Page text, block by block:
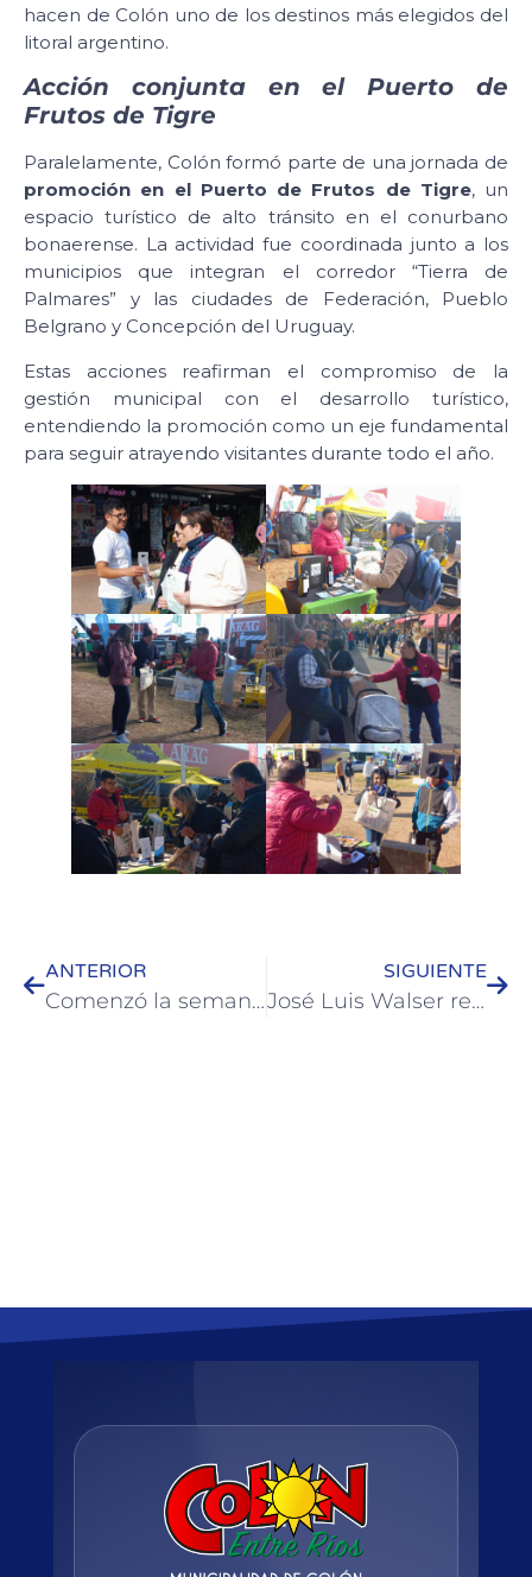
hacen de Colón uno de los destinos más elegidos del
litoral argentino.
Acción conjunta en el Puerto de
Frutos de Tigre
Paralelamente, Colón formó parte de una jornada de
promoción en el Puerto de Frutos de Tigre, un
espacio turístico de alto tránsito en el conurbano
bonaerense. La actividad fue coordinada junto a los
municipios que integran el corredor “Tierra de
Palmares” y las ciudades de Federación, Pueblo
Belgrano y Concepción del Uruguay.
Estas acciones reafirman el compromiso de la
gestión municipal con el desarrollo turístico,
entendiendo la promoción como un eje fundamental
para seguir atrayendo visitantes durante todo el año.
ANTERIOR
Comenzó la semana con intensos trabajos de mantenimiento en sectores vinculados a la Cuenca Vieytes
SIGUIENTE
José Luis Walser reiteró el reclamo por la instalación de la planta e-combustible en Paysandú